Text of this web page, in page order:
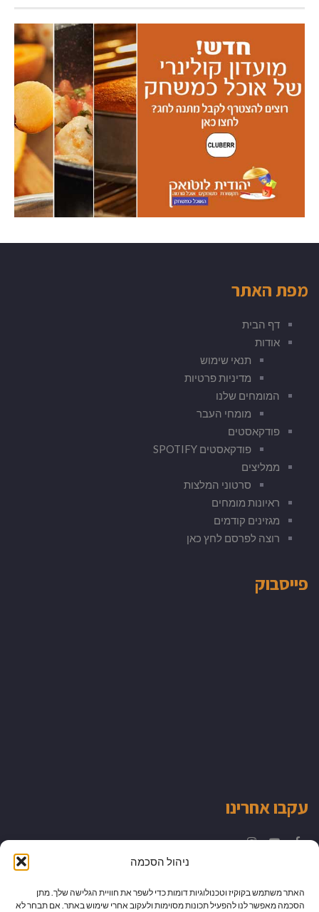
ניהול הסכמה
האתר משתמש בקוקיז וטכנולוגיות דומות כדי לשפר את חוויית הגלישה שלך. מתן
הסכמה מאפשר לנו להפעיל תכונות מסוימות ולעקוב אחרי שימוש באתר. אם תבחר לא
מפת האתר
דף הבית
אודות
תנאי שימוש
מדיניות פרטיות
המומחים שלנו
מומחי העבר
פודקאסטים
פודקאסטים SPOTIFY
ממליצים
סרטוני המלצות
ראיונות מומחים
מגזינים קודמים
רוצה לפרסם לחץ כאן
פייסבוק
עקבו אחרינו